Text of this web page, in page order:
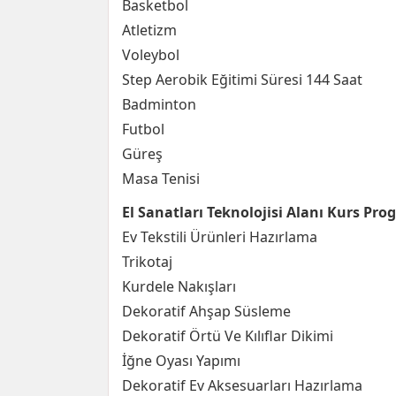
Basketbol
Atletizm
Voleybol
Step Aerobik Eğitimi Süresi 144 Saat
Badminton
Futbol
Güreş
Masa Tenisi
El Sanatları Teknolojisi Alanı Kurs
Ev Tekstili Ürünleri Hazırlama
Trikotaj
Kurdele Nakışları
Dekoratif Ahşap Süsleme
Dekoratif Örtü Ve Kılıflar Dikimi
İğne Oyası Yapımı
Dekoratif Ev Aksesuarları Hazırlama